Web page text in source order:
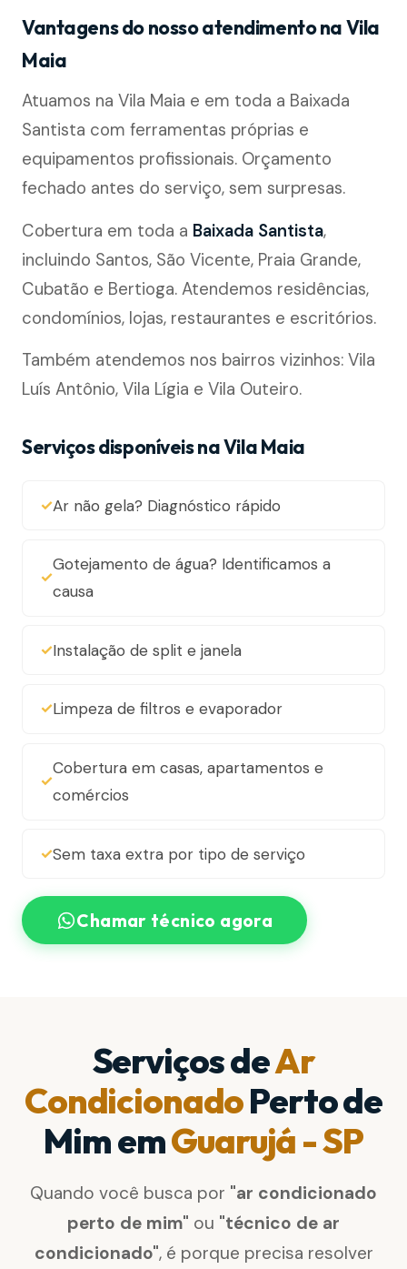
Vantagens do nosso atendimento na Vila
Maia
Atuamos na Vila Maia e em toda a Baixada
Santista com ferramentas próprias e
equipamentos profissionais. Orçamento
fechado antes do serviço, sem surpresas.
Cobertura em toda a Baixada Santista,
incluindo Santos, São Vicente, Praia Grande,
Cubatão e Bertioga. Atendemos residências,
condomínios, lojas, restaurantes e escritórios.
Também atendemos nos bairros vizinhos: Vila
Luís Antônio, Vila Lígia e Vila Outeiro.
Serviços disponíveis na Vila Maia
Ar não gela? Diagnóstico rápido
Gotejamento de água? Identificamos a
causa
Instalação de split e janela
Limpeza de filtros e evaporador
Cobertura em casas, apartamentos e
comércios
Sem taxa extra por tipo de serviço
Chamar técnico agora
Serviços deAr
CondicionadoPerto de
Mim emGuarujá - SP
Quando você busca por "ar condicionado
perto de mim" ou "técnico de ar
condicionado", é porque precisa resolver